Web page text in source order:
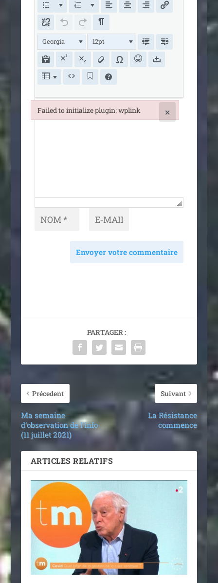
Georgia 12pt
Envoyer votre commentaire
PARTAGER :
Précedent
Ma semaine
d’observation de l’info
(11 juillet 2021)
Suivant
La Résistance
commence
ARTICLES RELATIFS
Failed to initialize plugin: wplink ×
Failed to initialize plugin: wplink